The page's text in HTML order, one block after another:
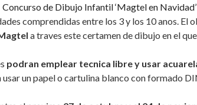
de Dibujo Infantil ‘Magtel en Navidad’
comprendidas entre los 3 y los 10 anos. El
a traves este certamen de dibujo en el
podran emplear tecnica libre y usar
usar un papel o cartulina blanco con formado